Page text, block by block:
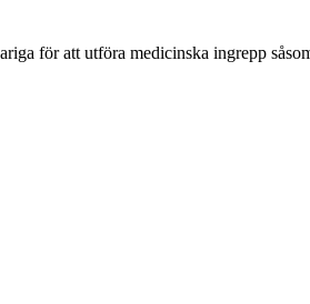
för att utföra medicinska ingrepp